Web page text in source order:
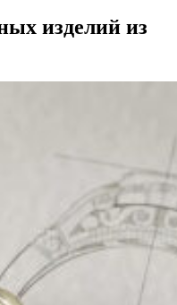
изделий из